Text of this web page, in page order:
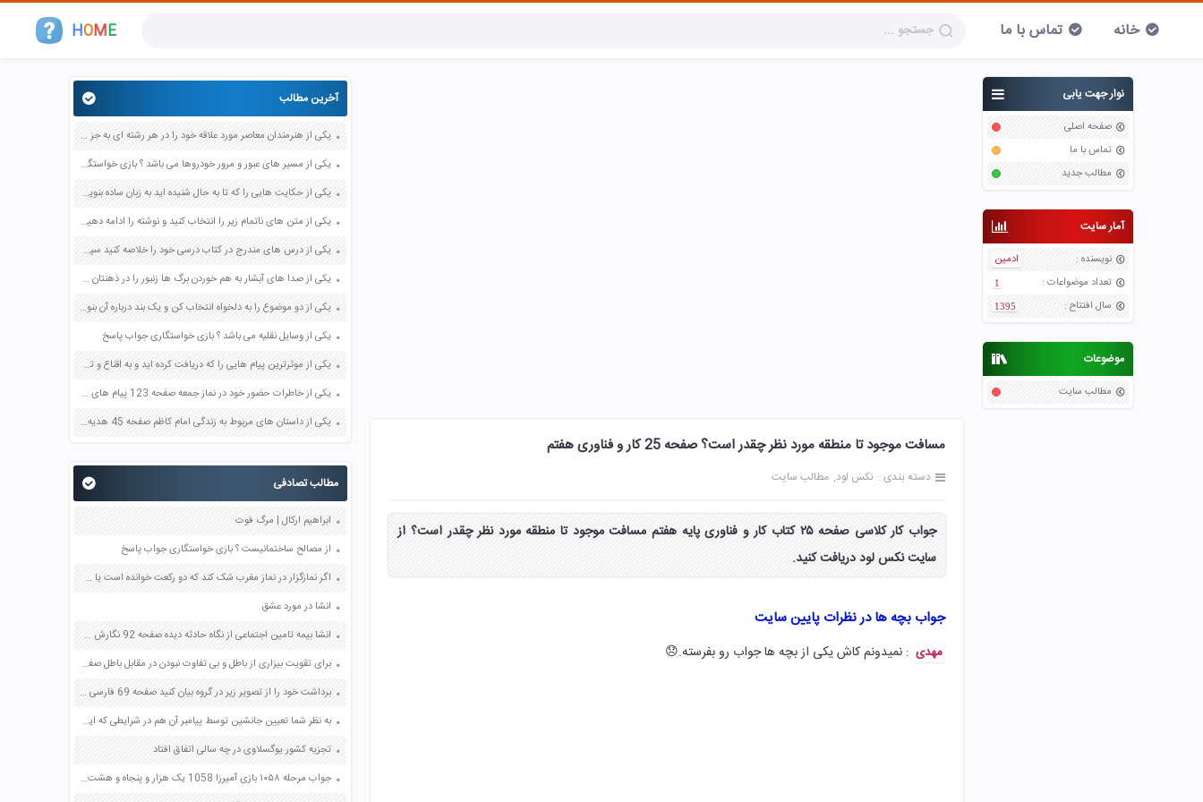
HOME خانه تماس با ما
نوار جهت یابی
صفحه اصلی
تماس با ما
مطالب جدید
آمار سایت
نویسنده :
ادمین
تعداد موضواعات :
1
سال افتتاح :
1395
موضوعات
مطالب سایت
مسافت موجود تا منطقه مورد نظر چقدر است؟ صفحه 25 کار و فناوری هفتم
دسته بندی : نکس لود مطالب سایت
جواب کار کلاسی صفحه ۲۵ کتاب کار و فناوری پایه هفتم مسافت موجود تا منطقه مورد نظر چقدر است؟ از
سایت نکس لود دریافت کنید.
جواب بچه ها در نظرات پایین سایت
مهدی : نمیدونم کاش یکی از بچه ها جواب رو بفرسته.😞
آخرین مطالب
یکی از هنرمندان معاصر مورد علاقه خود را در هر رشته ای به جز عکاسی صفحه 69 فرهنگ و هنر نهم
یکی از مسیر های عبور و مرور خودروها می باشد ؟ بازی خواستگاری جواب پاسخ
یکی از حکایت هایی را که تا به حال شنیده اید به زبان ساده بنویسید صفحه 97 نگارش ششم دبستان
یکی از متن های ناتمام زیر را انتخاب کنید و نوشته را ادامه دهید صفحه 73 و 74 کتاب نگارش فارسی پنجم دبستان
یکی از درس های مندرج در کتاب درسی خود را خلاصه کنید سپس متن خلاصه شده را با بهره گیری از روش های دسته بندی نمودار جدول نقشه مفهومی نشان دهید صفحه 118 نگارش یازدهم
یکی از صدا های آبشار به هم خوردن برگ ها زنبور را در ذهنتان مجسم کنید و درباره آن یک بند بنویسید صفحه 11 نگارش پنجم
یکی از دو موضوع را به دلخواه انتخاب کن و یک بند درباره آن بنویس صفحه 35 کتاب نگارش فارسی سوم
یکی از وسایل نقلیه می باشد ؟ بازی خواستگاری جواب پاسخ
یکی از موثرترین پیام هایی را که دریافت کرده اید و به اقناع و تغییری جدی در شما منجر شده است برسی کنید و علت این تاثیر گذاری قابل توجه را بنویسید صفحه 52 تفکر و سواد رسانه ای دهم
یکی از خاطرات حضور خود در نماز جمعه صفحه 123 پیام های آسمان هفتم
یکی از داستان های مربوط به زندگی امام کاظم صفحه 45 هدیه های آسمان چهارم
مطالب تصادفی
ابراهیم ارکال | مرگ فوت
از مصالح ساختمانیست ؟ بازی خواستگاری جواب پاسخ
اگر نمازگزار در نماز مغرب شک کند که دو رکعت خوانده است یا سه رکعت نمازش چه حکمی دارد؟ صفحه 79 پیام های آسمان نهم
انشا در مورد عشق
انشا بیمه تامین اجتماعی از نگاه حادثه دیده صفحه 92 نگارش هشتم
برای تقویت بیزاری از باطل و بی تفاوت نبودن در مقابل باطل صفتان چه می توان کرد؟ صفحه 118 دین و زندگی دهم
برداشت خود را از تصویر زیر در گروه بیان کنید صفحه 69 فارسی هفتم
به نظر شما تعیین جانشین توسط پیامبر آن هم در شرایطی که ایشان هنوز موفقیتی کسب نکرده بود و حتی خویشانش نیز دعوت او را نپذیرفته بودند چه پیام هایی در برداشت؟ صفحه 65 دین و زندگی یازدهم
تجزیه کشور یوگسلاوی در چه سالی اتفاق افتاد
جواب مرحله ۱۰۵۸ بازی آمیرزا 1058 یک هزار و پنجاه و هشت پاسخ